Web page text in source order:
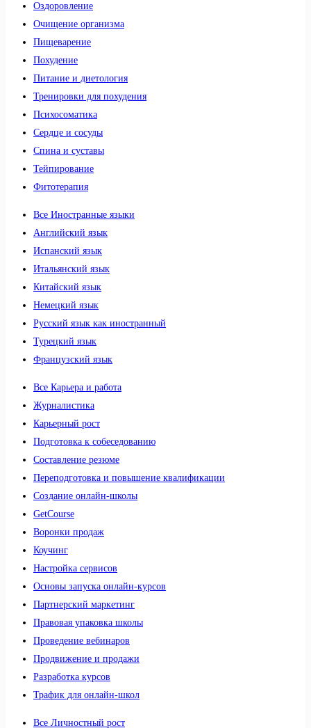
Оздоровление
Очищение организма
Пищеварение
Похудение
Питание и диетология
Тренировки для похудения
Психосоматика
Сердце и сосуды
Спина и суставы
Тейпирование
Фитотерапия
Все Иностранные языки
Английский язык
Испанский язык
Итальянский язык
Китайский язык
Немецкий язык
Русский язык как иностранный
Турецкий язык
Французский язык
Все Карьера и работа
Журналистика
Карьерный рост
Подготовка к собеседованию
Составление резюме
Переподготовка и повышение квалификации
Создание онлайн-школы
GetCourse
Воронки продаж
Коучинг
Настройка сервисов
Основы запуска онлайн-курсов
Партнерский маркетинг
Правовая упаковка школы
Проведение вебинаров
Продвижение и продажи
Разработка курсов
Трафик для онлайн-школ
Все Личностный рост